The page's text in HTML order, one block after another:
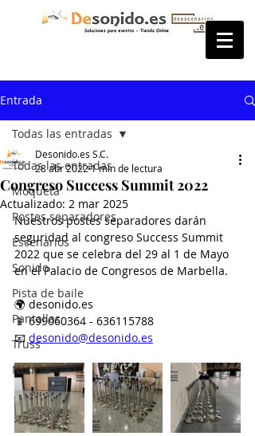
Entrada
Todas las entradas
Moqueta
Postes separadores
Escenarios
Sonido
Pista de baile
Pantallas
Truss
Noticia
Todas las entradas
Congreso Success Summit 2022
Desonido.es S.C.
28 abr 20221 min de lectura
Actualizado: 2 mar 2025
Nuestros postes separadores darán
seguridad al congreso Success Summit
2022 que se celebra del 29 al 1 de Mayo
en el Palacio de Congresos de Marbella.
🌍 desonido.es
📱 699060364 - 636115788
📧 desonido@desonido.es